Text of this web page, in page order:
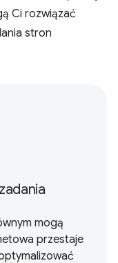
Ci rozwiązać
stron
mogą
przestaje